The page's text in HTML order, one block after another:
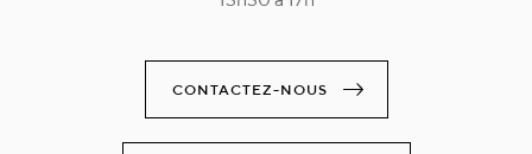
CONTACTEZ-NOUS